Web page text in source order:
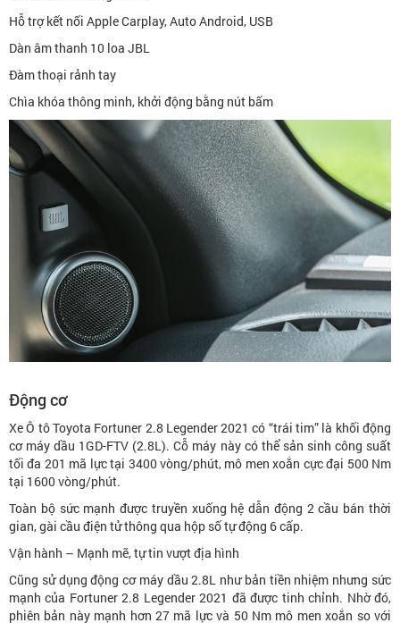
Hỗ trợ kết nối Apple Carplay, Auto Android, USB
Dàn âm thanh 10 loa JBL
Đàm thoại rảnh tay
Chìa khóa thông minh, khởi động bằng nút bấm
Động cơ
Xe Ô tô Toyota Fortuner 2.8 Legender 2021 có “trái tim” là khối động
cơ máy dầu 1GD-FTV (2.8L). Cỗ máy này có thể sản sinh công suất
tối đa 201 mã lực tại 3400 vòng/phút, mô men xoắn cực đại 500 Nm
tại 1600 vòng/phút.
Toàn bộ sức mạnh được truyền xuống hệ dẫn động 2 cầu bán thời
gian, gài cầu điện tử thông qua hộp số tự động 6 cấp.
Vận hành – Mạnh mẽ, tự tin vượt địa hình
Cũng sử dụng động cơ máy dầu 2.8L như bản tiền nhiệm nhưng sức
mạnh của Fortuner 2.8 Legender 2021 đã được tinh chỉnh. Nhờ đó,
phiên bản này mạnh hơn 27 mã lực và 50 Nm mô men xoắn so với